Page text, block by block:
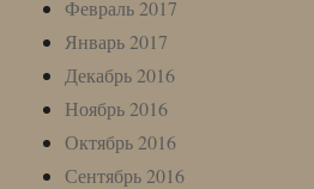
Февраль 2017
Январь 2017
Декабрь 2016
Ноябрь 2016
Октябрь 2016
Сентябрь 2016